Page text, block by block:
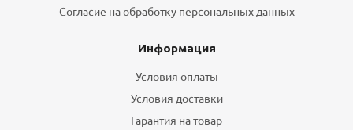
Согласие на обработку персональных данных
Информация
Условия оплаты
Условия доставки
Гарантия на товар